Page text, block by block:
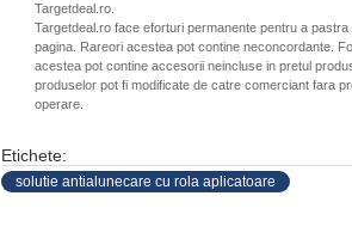
Targetdeal.ro.
Targetdeal.ro face eforturi permanente pentru a
pagina. Rareori acestea pot contine neconcordante.
acestea pot contine accesorii neincluse in pretul
produselor pot fi modificate de catre comerciant fara
operare.
Etichete:
solutie antialunecare cu rola aplicatoare